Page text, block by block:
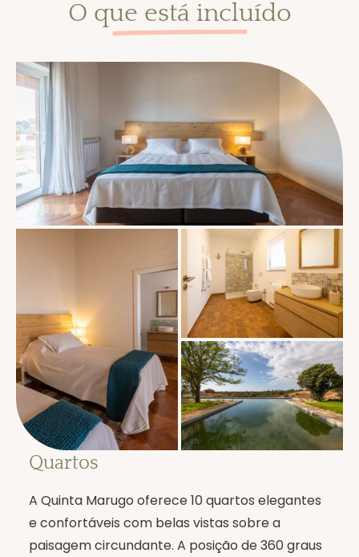
O que está incluído
Quartos
A Quinta Marugo oferece 10 quartos elegantes
e confortáveis com belas vistas sobre a
paisagem circundante. A posição de 360 graus